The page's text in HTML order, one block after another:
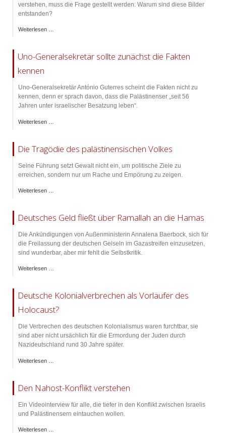
verstehen, muss die Frage gestellt werden: Warum sind diese Bilder
entstanden?
Weiterlesen …
Uno-Generalsekretär sollte zunächst die Fakten
kennen
Uno-Generalsekretär António Guterres scheint die Fakten nicht zu
kennen, denn er sprach davon, dass die Palästinenser „seit 56
Jahren unter israelischer Besatzung leben“.
Weiterlesen …
Die Tragödie des palästinensischen Volkes
Seine Führung setzt Gewalt nicht ein, um politische Ziele zu
erreichen, sondern nur um Rache und Empörung zu zeigen.
Weiterlesen …
Deutsches Geld fließt über Ramallah an die Hamas
Die Ankündigungen von Außenministerin Annalena Baerbock, sich für
die Freilassung der deutschen Geiseln im Gazastreifen einzusetzen,
sind wunderbar, aber mir fehlt die Selbstkritik.
Weiterlesen …
Deutsche Kolonialverbrechen als Vorläufer des
Holocaust?
Die Verbrechen des deutschen Kolonialismus waren furchtbar, sie
sind aber nicht ursächlich für die Ermordung der Juden durch
Nazideutschland rund 30 Jahre später.
Weiterlesen …
Den Nahost-Konflikt verstehen
Ein Videointerview für alle, die tiefer in den Konflikt zwischen Israelis
und Palästinensern eintauchen wollen.
Weiterlesen …